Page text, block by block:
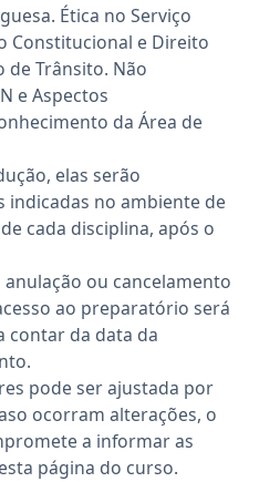
Ética no Serviço
Constitucional e Direito
de Trânsito. Não
e Aspectos
da Área de
elas serão
indicadas no ambiente de
cada disciplina, após o
ou cancelamento
ao preparatório será
contar da data da
pode ser ajustada por
ocorram alterações, o
a informar as
página do curso.